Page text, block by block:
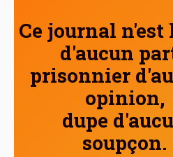
Ce journal n'est
d'aucun
prisonnier
opinion,
dupe
soupçon.